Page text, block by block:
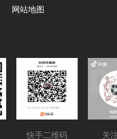
网站地图
快手二维码 关